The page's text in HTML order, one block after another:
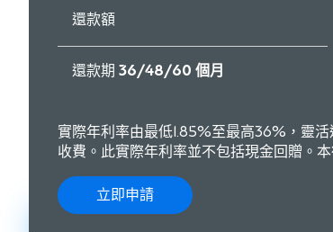
還款額
還款期 36/48/60 個月
實際年利率由最低1.85%至最高36%，靈
收費。此實際年利率並不包括現金回贈。
立即申請